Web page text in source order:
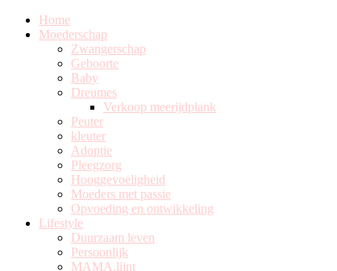
Home
Moederschap
Zwangerschap
Geboorte
Baby
Dreumes
Verkoop meerijdplank
Peuter
kleuter
Adoptie
Pleegzorg
Hooggevoeligheid
Moeders met passie
Opvoeding en ontwikkeling
Lifestyle
Duurzaam leven
Persoonlijk
MAMA.lijnt